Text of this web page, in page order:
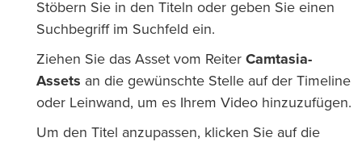
Stöbern Sie in den Titeln oder geben Sie einen
Suchbegriff im Suchfeld ein.
Ziehen Sie das Asset vom Reiter Camtasia-
Assets an die gewünschte Stelle auf der Timeline
oder Leinwand, um es Ihrem Video hinzuzufügen.
Um den Titel anzupassen, klicken Sie auf die